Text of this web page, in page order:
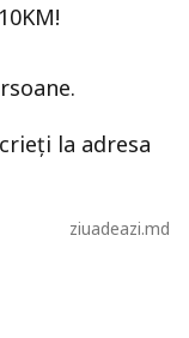
la adresa
ziuadeazi.md